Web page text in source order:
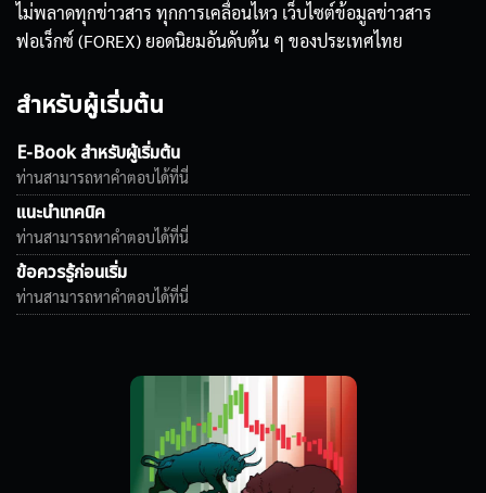
ไม่พลาดทุกข่าวสาร ทุกการเคลื่อนไหว เว็บไซต์ข้อมูลข่าวสาร
ฟอเร็กซ์ (FOREX) ยอดนิยมอันดับต้น ๆ ของประเทศไทย
สำหรับผู้เริ่มต้น
E-Book สำหรับผู้เริ่มต้น
ท่านสามารถหาคำตอบได้ที่นี่
แนะนำเทคนิค
ท่านสามารถหาคำตอบได้ที่นี่
ข้อควรรู้ก่อนเริ่ม
ท่านสามารถหาคำตอบได้ที่นี่